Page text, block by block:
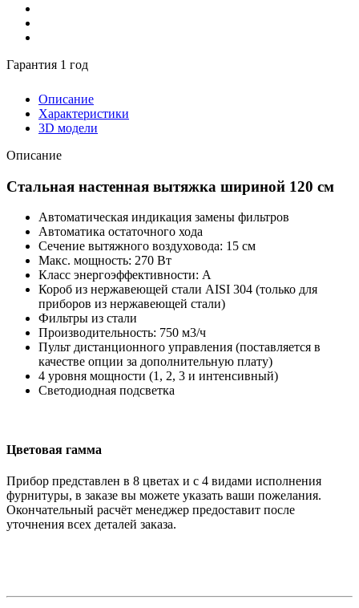
Гарантия 1 год
Описание
Характеристики
3D модели
Описание
Стальная настенная вытяжка шириной 120 см
Автоматическая индикация замены фильтров
Автоматика остаточного хода
Сечение вытяжного воздуховода: 15 см
Макс. мощность: 270 Вт
Класс энергоэффективности: А
Короб из нержавеющей стали AISI 304 (только для
приборов из нержавеющей стали)
Фильтры из стали
Производительность: 750 м3/ч
Пульт дистанционного управления (поставляется в
качестве опции за дополнительную плату)
4 уровня мощности (1, 2, 3 и интенсивный)
Светодиодная подсветка
Цветовая гамма
Прибор представлен в 8 цветах и с 4 видами исполнения
фурнитуры, в заказе вы можете указать ваши пожелания.
Окончательный расчёт менеджер предоставит после
уточнения всех деталей заказа.